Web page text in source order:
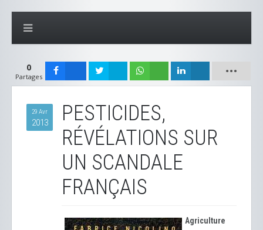
0
Partages
29 Avr
2013
PESTICIDES,
RÉVÉLATIONS SUR
UN SCANDALE
FRANÇAIS
Agriculture